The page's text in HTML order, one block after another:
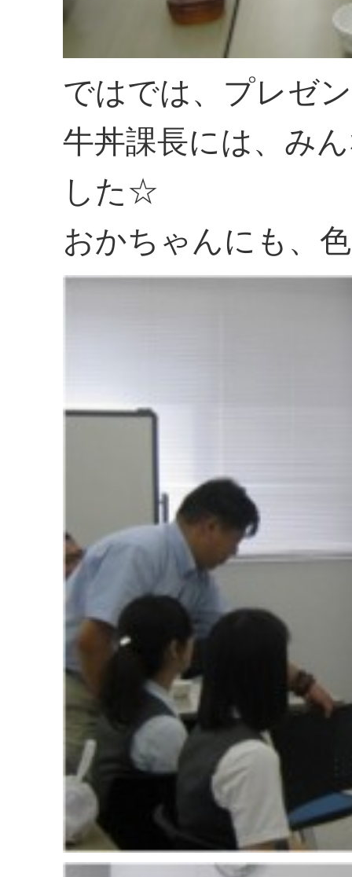
ではでは、プレゼ
牛丼課長には、み
した☆
おかちゃんにも、